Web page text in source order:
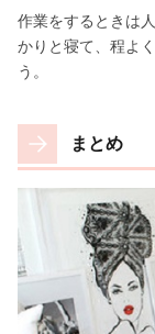
作業をするときは
かりと寝て、程よ
う。
まとめ